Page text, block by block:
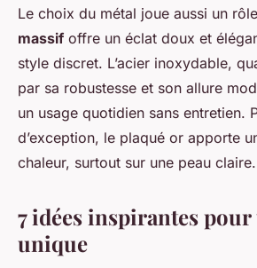
Le choix du métal joue aussi un
massif offre un éclat doux et
style discret. L’acier inoxydable,
par sa robustesse et son allure
un usage quotidien sans entretien.
d’exception, le plaqué or apporte
chaleur, surtout sur une peau claire.
7 idées inspirantes
unique